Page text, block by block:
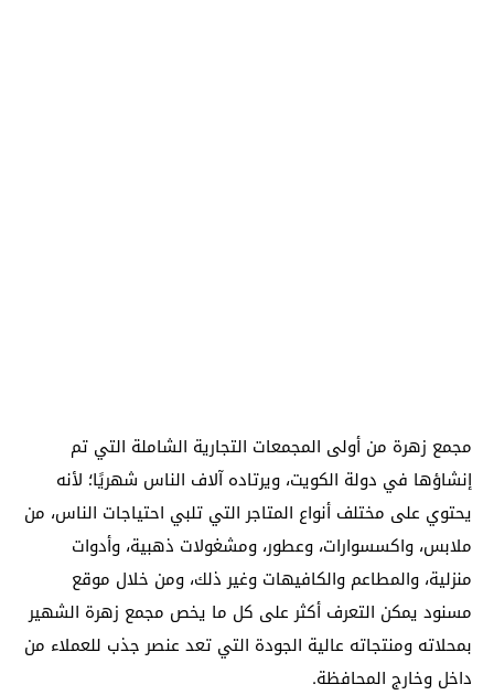
مجمع زهرة من أولى المجمعات التجارية الشاملة التي تم
إنشاؤها في دولة الكويت، ويرتاده آلاف الناس شهريًا؛ لأنه
يحتوي على مختلف أنواع المتاجر التي تلبي احتياجات الناس، من
ملابس، واكسسوارات، وعطور، ومشغولات ذهبية، وأدوات
منزلية، والمطاعم والكافيهات وغير ذلك، ومن خلال موقع
مسنود يمكن التعرف أكثر على كل ما يخص مجمع زهرة الشهير
بمحلاته ومنتجاته عالية الجودة التي تعد عنصر جذب للعملاء من
داخل وخارج المحافظة.